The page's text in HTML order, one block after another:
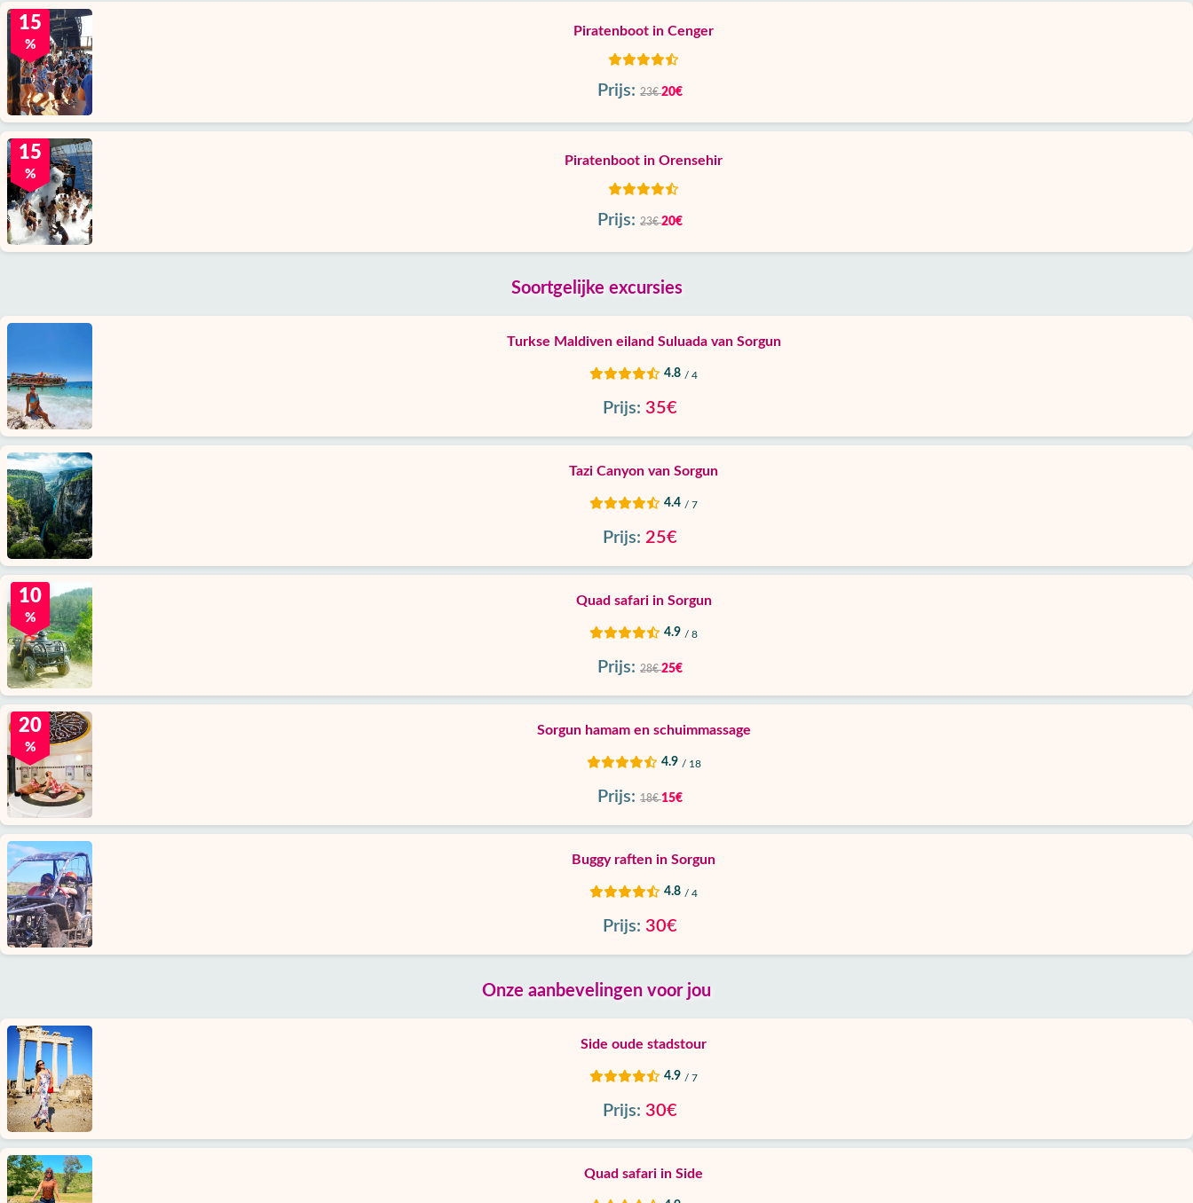
Piratenboot in Cenger
15
%
Prijs: 23€20€
Piratenboot in Orensehir
15
%
Prijs: 23€20€
Soortgelijke excursies
Turkse Maldiven eiland Suluada van Sorgun
4.8 / 4
Prijs: 35€
Tazi Canyon van Sorgun
4.4 / 7
Prijs: 25€
Quad safari in Sorgun
4.9 / 8
10
%
Prijs: 28€25€
Sorgun hamam en schuimmassage
4.9 / 18
20
%
Prijs: 18€15€
Buggy raften in Sorgun
4.8 / 4
Prijs: 30€
Onze aanbevelingen voor jou
Side oude stadstour
4.9 / 7
Prijs: 30€
Quad safari in Side